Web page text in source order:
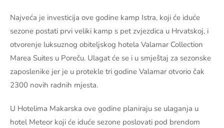
Najveća je investicija ove godine kamp Istra, koji će iduće
sezone postati prvi veliki kamp s pet zvjezdica u Hrvatskoj, i
otvorenje luksuznog obiteljskog hotela Valamar Collection
Marea Suites u Poreču. Ulagat će se i u smještaj za sezonske
zaposlenike jer je u protekle tri godine Valamar otvorio čak
2300 novih radnih mjesta.
U Hotelima Makarska ove godine planiraju se ulaganja u
hotel Meteor koji će iduće sezone poslovati pod brendom